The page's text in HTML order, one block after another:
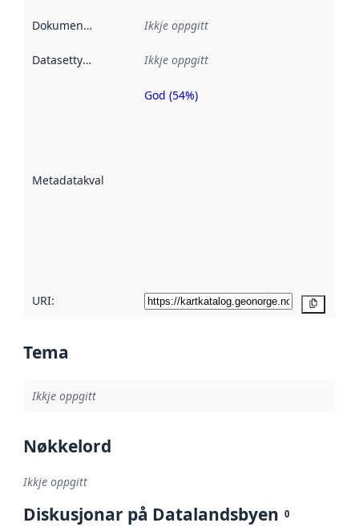
Dokumentasjon Ikkje oppgitt
Datasettype Ikkje oppgitt
Metadatakvalitet
Metadatakvalitet
God (54%)
URI:
Tema
Ikkje oppgitt
Nøkkelord
Ikkje oppgitt
Diskusjonar på Datalandsbyen 0